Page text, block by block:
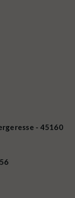
- 45160